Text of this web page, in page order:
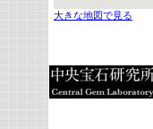
大きな地図で見る